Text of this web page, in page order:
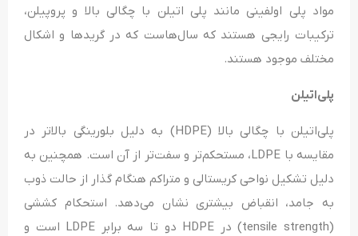
مواد پلی اولفینی مانند پلی اتیلن با چگالی بالا و پروپیلن،
ترکیبات رایجی هستند که سال‌هاست که در گریدها و اشکال
مختلف موجود هستند.
پلی‌اتیلن
پلی‌اتیلن با چگالی بالا (HDPE) به دلیل بلورینگی بالاتر در
مقایسه با LDPE، مستحکم‌تر و سفت‌تر از آن است. همچنین به
دلیل تشکیل نواحی کریستالی و متراکم هنگام گذار از حالت ذوب
به جامد، انقباض بیشتری نشان می‌دهد. استحکام کششی
(tensile strength) در HDPE دو تا سه برابر LDPE است و